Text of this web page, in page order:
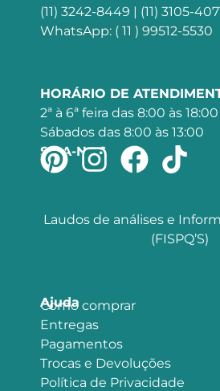
(11) 3242-8449 | (11) 3105-
WhatsApp: ( 11 ) 99512-5530
HORÁRIO DE
2ª à 6ª feira das 8:00 às 18:00
Sábados das 8:00 às 13:00
SIGA-NOS
Laudos de análises e
(FISPQ’S)
Ajuda
Como comprar
Entregas
Pagamentos
Trocas e Devoluções
Política de Privacidade